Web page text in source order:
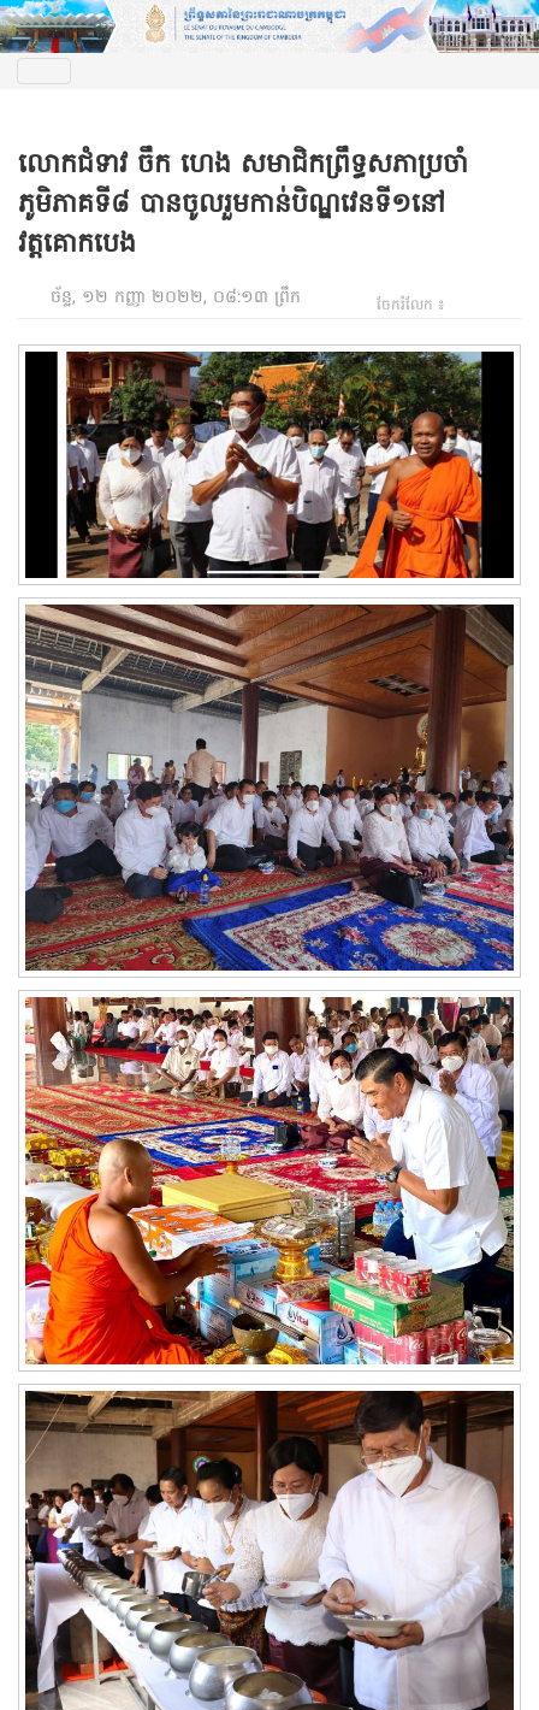
លោកជំទាវ ចឹក ហេង សមាជិកព្រឹទ្ធសភាប្រចាំ
ភូមិភាគទី៨ បានចូលរួមកាន់បិណ្ឌវេនទី១នៅ
វត្តគោកបេង
ច័ន្ទ, ១២ កញ្ញា ២០២២, ០៨:១៣ ព្រឹក ចែករំលែក ៖